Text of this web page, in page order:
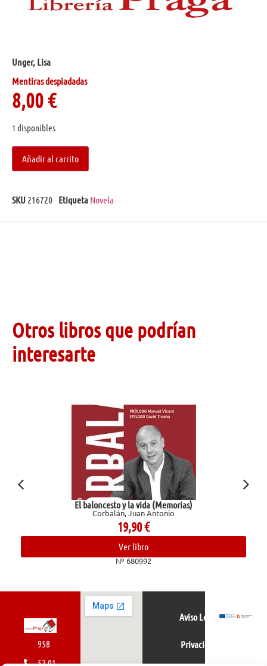
Unger, Lisa
Mentiras despiadadas
8,00€
1 disponibles
Añadir al carrito
SKU 216720 Etiqueta Novela
Otros libros que podrían
interesarte
El baloncesto y la vida (Memorias)
Corbalán, Juan Antonio
19,90€
Ver libro
Nº 680992
958
52 01
Aviso Legal
Privacidad